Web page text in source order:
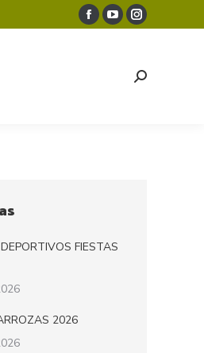
Facebook
YouTubeInstagram
in
Search:
FIESTAS
2026